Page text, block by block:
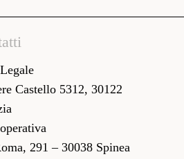
Castello 5312, 30122
291 – 30038 Spinea